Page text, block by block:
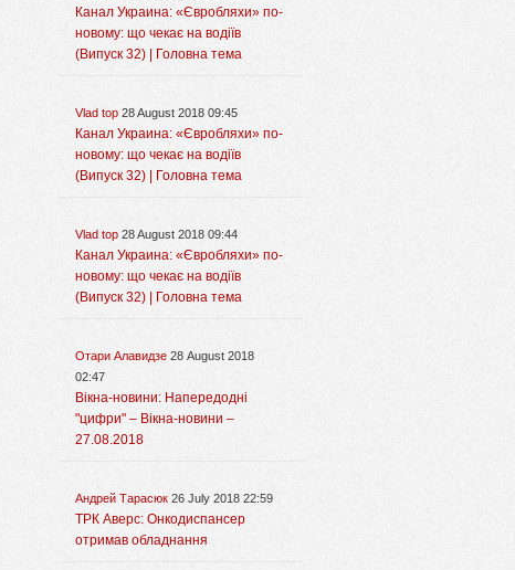
Канал Украина: «Євробляхи» по-
новому: що чекає на водіїв
(Випуск 32) | Головна тема
Vlad top 28 August 2018 09:45
Канал Украина: «Євробляхи» по-
новому: що чекає на водіїв
(Випуск 32) | Головна тема
Vlad top 28 August 2018 09:44
Канал Украина: «Євробляхи» по-
новому: що чекає на водіїв
(Випуск 32) | Головна тема
Отари Алавидзе 28 August 2018
02:47
Вікна-новини: Напередодні
"цифри" – Вікна-новини –
27.08.2018
Андрей Тарасюк 26 July 2018 22:59
ТРК Аверс: Онкодиспансер
отримав обладнання